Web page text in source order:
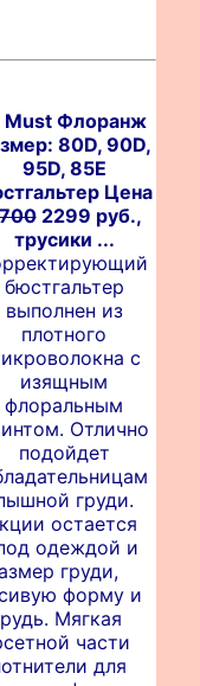
Must Флоранж
80D, 90D,
95D, 85E
Цена
2299 руб.,
трусики ...
бюстгальтер
выполнен из
плотного
с
изящным
флоральным
Отлично
подойдет
груди.
остается
одеждой и
груди,
форму и
Мягкая
части
для